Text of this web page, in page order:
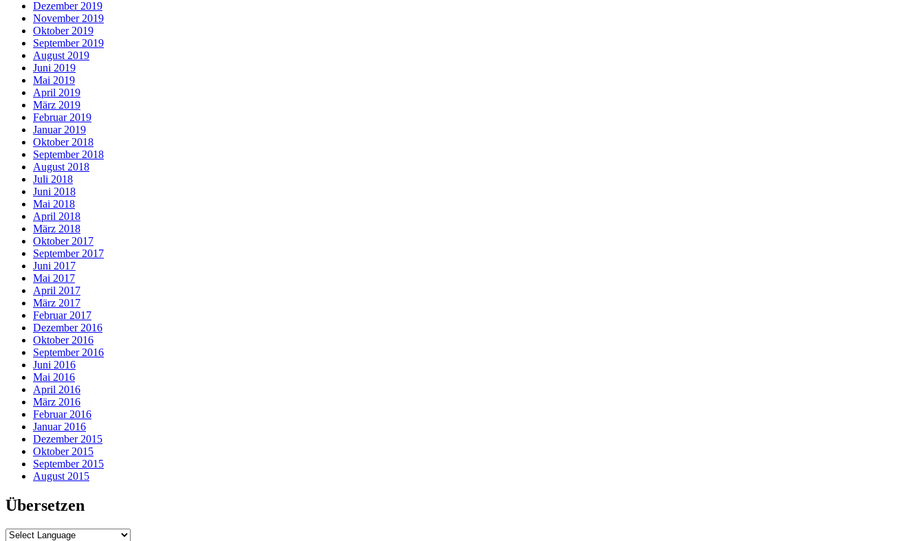
Dezember 2019
November 2019
Oktober 2019
September 2019
August 2019
Juni 2019
Mai 2019
April 2019
März 2019
Februar 2019
Januar 2019
Oktober 2018
September 2018
August 2018
Juli 2018
Juni 2018
Mai 2018
April 2018
März 2018
Oktober 2017
September 2017
Juni 2017
Mai 2017
April 2017
März 2017
Februar 2017
Dezember 2016
Oktober 2016
September 2016
Juni 2016
Mai 2016
April 2016
März 2016
Februar 2016
Januar 2016
Dezember 2015
Oktober 2015
September 2015
August 2015
Übersetzen